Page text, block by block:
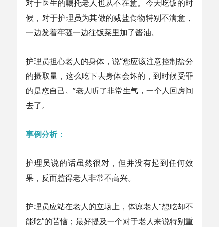
对于医生的嘱托老人也从不在意。今天吃饭的时
候，对于护理员为其做的减盐食物特别不满意，
一边发着牢骚一边往饭菜里加了酱油。
护理员担心老人的身体，说“您应该注意控制盐分
的摄取量，这么吃下去身体会坏的，到时候受罪
的是您自己。”老人听了非常生气，一个人回房间
去了。
事例分析：
护理员说的话虽然很对，但并没有起到任何效
果，反而惹得老人非常不高兴。
护理员应站在老人的立场上，体谅老人“想吃却不
能吃”的苦恼；最好提及一个对于老人来说特别重